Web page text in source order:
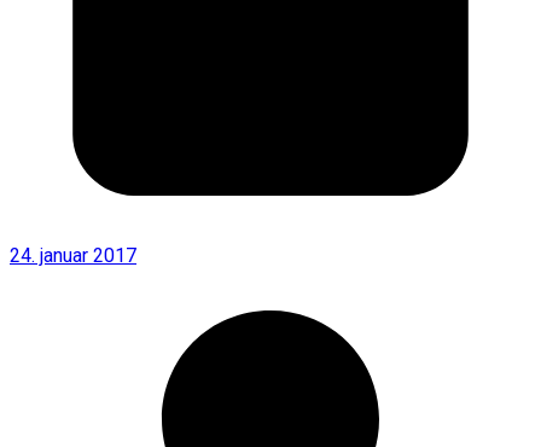
24. januar 2017